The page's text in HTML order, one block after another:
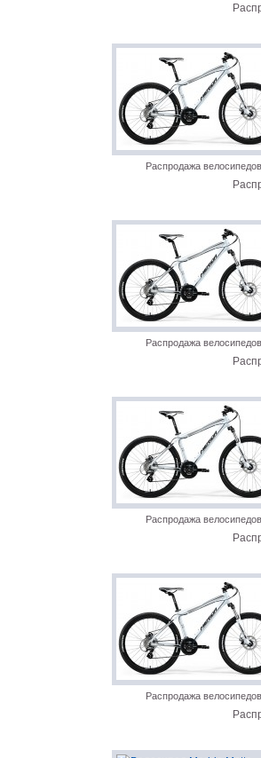
Распродажа велосипедов
Распродажа велосипедов
Распродажа велосипедов
Распродажа велосипедов